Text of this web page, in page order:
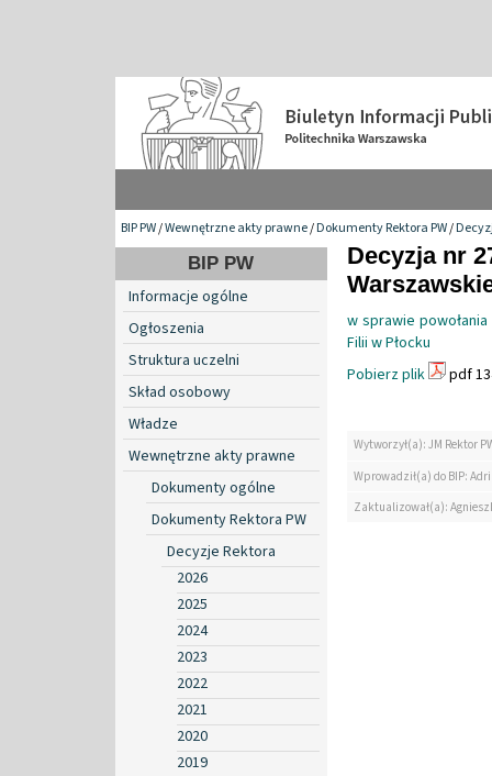
BIP PW/Wewnętrzne akty prawne/Dokumenty Rektora PW/
BIP PW
Informacje ogólne
Ogłoszenia
Struktura uczelni
Skład osobowy
Władze
Wewnętrzne akty prawne
Dokumenty ogólne
Dokumenty Rektora PW
Decyzje Rektora
2026
2025
2024
2023
2022
2021
2020
2019
Decyzja nr
w sprawie
Filii w Płocku
Pobierz plik
pdf
Wytworzył(a): JM Rektor
Wprowadził(a) do BIP:
Zaktualizował(a):